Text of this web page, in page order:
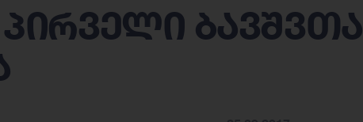
ბავშვთა